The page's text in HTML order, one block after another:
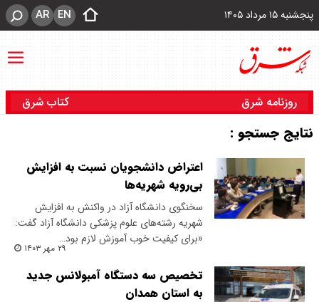
پنجشنبه ۱۵ مرداد ۱۴۰۵ EN
AR
روزنامه شرق کتاب شرق
نتایج جستجو :
اعتراض دانشجویان نسبت به افزایش
بی‌رویه شهریه‌ها
سخنگوی دانشگاه آزاد در واکنش به افزایش
شهریه رشته‌های علوم پزشکی دانشگاه آزاد گفت:
«برای کیفیت خوب آموزش لازم بود…
۲۹ مهر ۱۴۰۳
تخصیص سه دستگاه آمبولانس جدید
به استان همدان